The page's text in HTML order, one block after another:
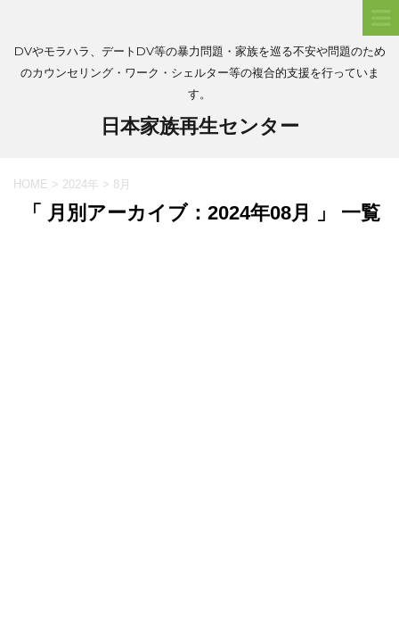
DVやモラハラ、デートDV等の暴力問題・家族を巡る不安や問題のため
のカウンセリング・ワーク・シェルター等の複合的支援を行っていま
す。
日本家族再生センター
HOME > 2024年 > 8月
「 月別アーカイブ：2024年08月 」 一覧